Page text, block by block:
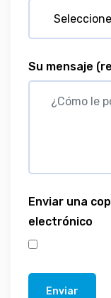
Su mensaje
Enviar una
electrónico
Enviar